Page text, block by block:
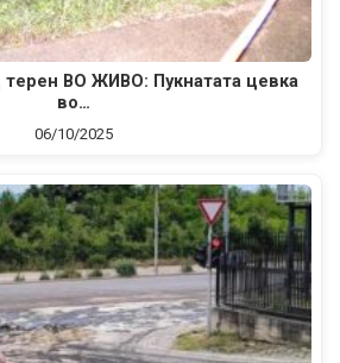
ВО ЖИВО: Пукнатата цевка
во…
06/10/2025